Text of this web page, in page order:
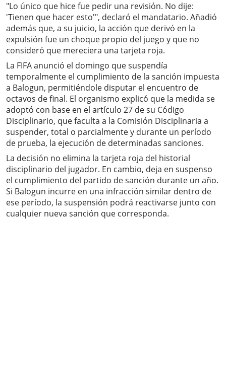
"Lo único que hice fue pedir una revisión. No dije:
'Tienen que hacer esto'", declaró el mandatario. Añadió
además que, a su juicio, la acción que derivó en la
expulsión fue un choque propio del juego y que no
consideró que mereciera una tarjeta roja.
La FIFA anunció el domingo que suspendía
temporalmente el cumplimiento de la sanción impuesta
a Balogun, permitiéndole disputar el encuentro de
octavos de final. El organismo explicó que la medida se
adoptó con base en el artículo 27 de su Código
Disciplinario, que faculta a la Comisión Disciplinaria a
suspender, total o parcialmente y durante un período
de prueba, la ejecución de determinadas sanciones.
La decisión no elimina la tarjeta roja del historial
disciplinario del jugador. En cambio, deja en suspenso
el cumplimiento del partido de sanción durante un año.
Si Balogun incurre en una infracción similar dentro de
ese período, la suspensión podrá reactivarse junto con
cualquier nueva sanción que corresponda.